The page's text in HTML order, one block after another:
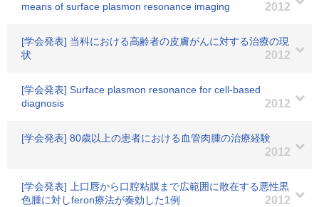
means of surface plasmon resonance imaging
2012
[学会発表] 当科における高齢者の皮膚がんに対する治療の現
状
2012
[学会発表] Surface plasmon resonance for cell-based
diagnosis
2012
[学会発表] 80歳以上の患者における血管肉腫の治療経験
2012
[学会発表] 上口唇から口腔粘膜まで広範囲に散在する悪性黒
色腫に対しferon療法が奏効した1例
2012